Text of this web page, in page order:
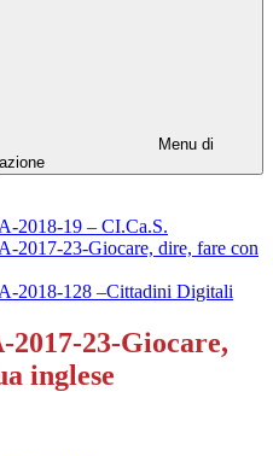
Menu di
2018-19 – CI.Ca.S.
2017-23-Giocare, dire, fare con
2018-128 –Cittadini Digitali
2017-23-Giocare,
inglese